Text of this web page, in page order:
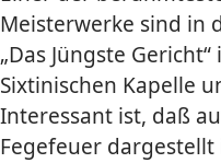
Meisterwerke sind in
„Das Jüngste
Sixtinischen Kapelle
Interessant ist, daß
Fegefeuer dargestellt